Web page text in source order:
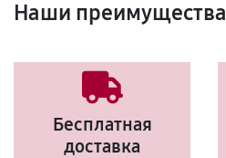
Наши преимущества
Бесплатная
доставка